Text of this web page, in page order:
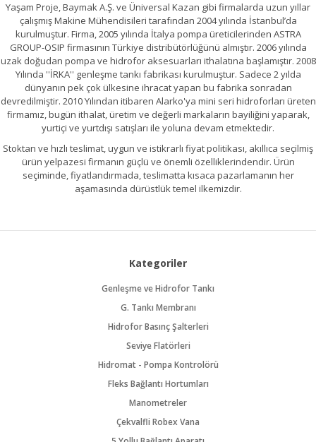
Yaşam Proje, Baymak A.Ş. ve Üniversal Kazan gibi firmalarda uzun yıllar
çalışmış Makine Mühendisileri tarafından 2004 yılında İstanbul’da
kurulmuştur. Firma, 2005 yılında İtalya pompa üreticilerinden ASTRA
GROUP-OSIP firmasının Türkiye distribütörlüğünü almıştır. 2006 yılında
uzak doğudan pompa ve hidrofor aksesuarları ithalatına başlamıştır. 2008
Yılında ''İRKA'' genleşme tankı fabrikası kurulmuştur. Sadece 2 yılda
dünyanın pek çok ülkesine ihracat yapan bu fabrika sonradan
devredilmiştir. 2010 Yılından itibaren Alarko'ya mini seri hidroforları üreten
firmamız, bugün ithalat, üretim ve değerli markaların bayiliğini yaparak,
yurtiçi ve yurtdışı satışları ile yoluna devam etmektedir.
Stoktan ve hızlı teslimat, uygun ve istikrarlı fiyat politikası, akıllıca seçilmiş
ürün yelpazesi firmanın güçlü ve önemli özelliklerindendir. Ürün
seçiminde, fiyatlandırmada, teslimatta kısaca pazarlamanın her
aşamasında dürüstlük temel ilkemizdir.
Kategoriler
Genleşme ve Hidrofor Tankı
G. Tankı Membranı
Hidrofor Basınç Şalterleri
Seviye Flatörleri
Hidromat - Pompa Kontrolörü
Fleks Bağlantı Hortumları
Manometreler
Çekvalfli Robex Vana